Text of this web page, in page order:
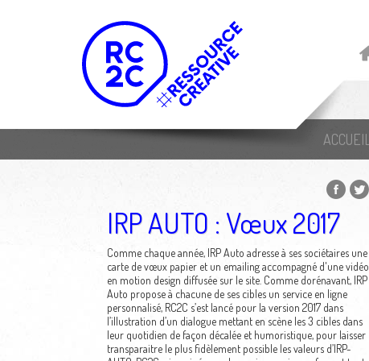
ACCUEIL
IRP AUTO : Vœux 2017
Comme chaque année, IRP Auto adresse à ses sociétaires une
carte de vœux papier et un emailing accompagné d'une vidéo
en motion design diffusée sur le site. Comme dorénavant, IRP
Auto propose à chacune de ses cibles un service en ligne
personnalisé, RC2C s’est lancé pour la version 2017 dans
l’illustration d’un dialogue mettant en scène les 3 cibles dans
leur quotidien de façon décalée et humoristique, pour laisser
transparaitre le plus fidèlement possible les valeurs d’IRP-